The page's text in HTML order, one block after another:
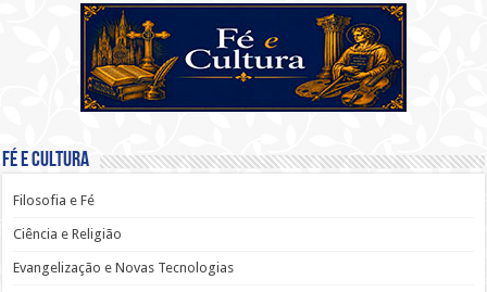
Fé e Cultura
Filosofia e Fé
Ciência e Religião
Evangelização e Novas Tecnologias